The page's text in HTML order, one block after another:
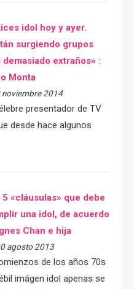
idol hoy y ayer.
surgiendo grupos
demasiado extraños» :
Monta
noviembre 2014
presentador de TV
desde hace algunos
5 «cláusulas» que debe
una idol, de acuerdo
Chan e hija
agosto 2013
de los años 70s
imágen idol apenas se